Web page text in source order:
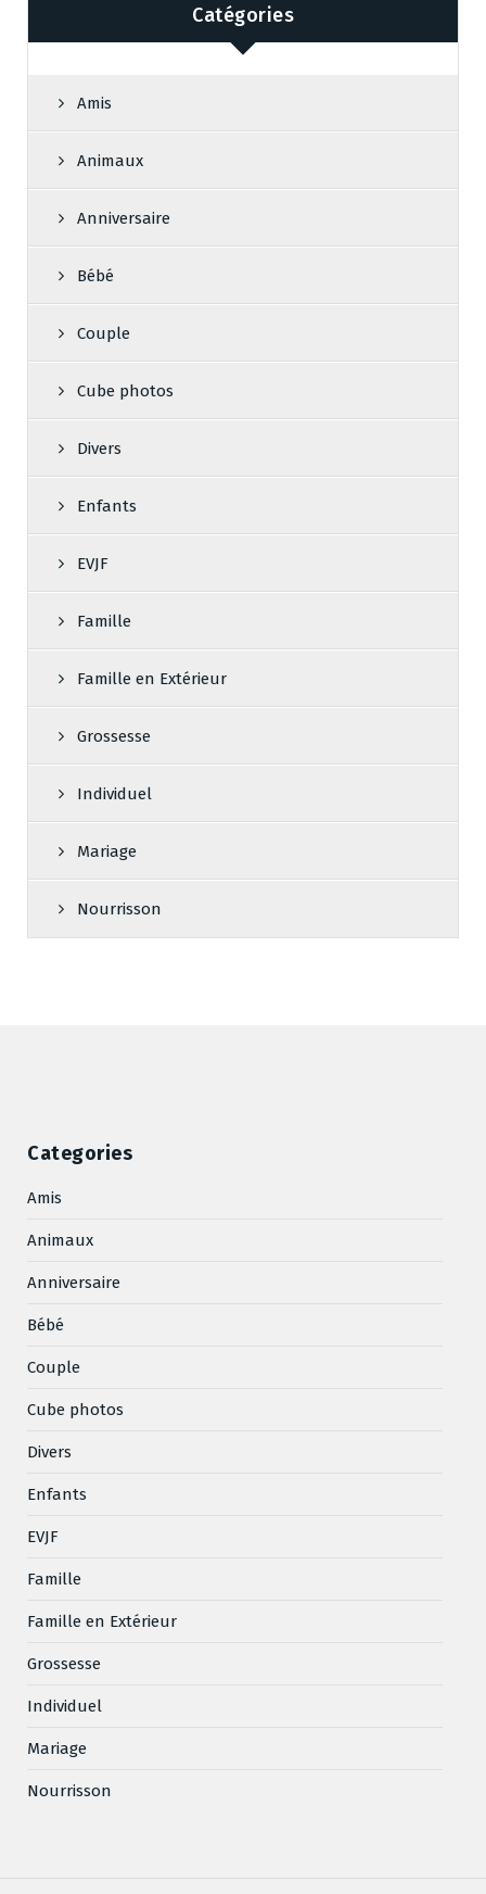
Catégories
Amis
Animaux
Anniversaire
Bébé
Couple
Cube photos
Divers
Enfants
EVJF
Famille
Famille en Extérieur
Grossesse
Individuel
Mariage
Nourrisson
Categories
Amis
Animaux
Anniversaire
Bébé
Couple
Cube photos
Divers
Enfants
EVJF
Famille
Famille en Extérieur
Grossesse
Individuel
Mariage
Nourrisson